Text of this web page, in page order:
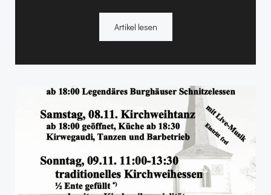
Artikel lesen